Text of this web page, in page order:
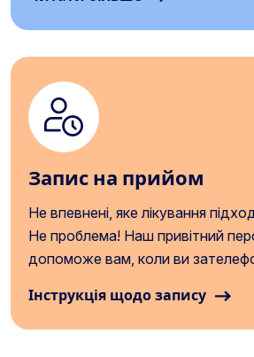
Запис на прийом
Не впевнені, яке лікування
Не проблема! Наш привітний
допоможе вам, коли ви
Інструкція щодо запису